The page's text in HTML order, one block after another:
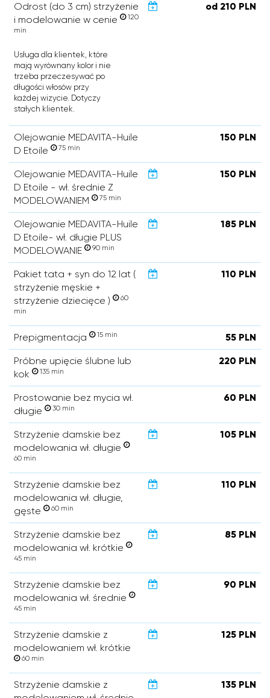
Odrost (do 3 cm) strzyżenie
i modelowanie w cenie
120
min
od 210 PLN
Usługa dla klientek, które
mają wyrównany kolor i nie
trzeba przeczesywać po
długości włosów przy
każdej wizycie. Dotyczy
stałych klientek.
Olejowanie MEDAVITA-Huile
D Etoile
75 min
150 PLN
Olejowanie MEDAVITA-Huile
D Etoile - wł. średnie Z
MODELOWANIEM
75 min
150 PLN
Olejowanie MEDAVITA-Huile
D Etoile- wł. długie PLUS
MODELOWANIE
90 min
185 PLN
Pakiet tata + syn do 12 lat (
strzyżenie męskie +
strzyżenie dziecięce )
60
min
110 PLN
Prepigmentacja 15 min 55 PLN
Próbne upięcie ślubne lub
kok
135 min
220 PLN
Prostowanie bez mycia wł.
długie
30 min
60 PLN
Strzyżenie damskie bez
modelowania wł. długie
60 min
105 PLN
Strzyżenie damskie bez
modelowania wł. długie,
gęste
60 min
110 PLN
Strzyżenie damskie bez
modelowania wł. krótkie
45 min
85 PLN
Strzyżenie damskie bez
modelowania wł. średnie
45 min
90 PLN
Strzyżenie damskie z
modelowaniem wł. krótkie
60 min
125 PLN
Strzyżenie damskie z
135 PLN